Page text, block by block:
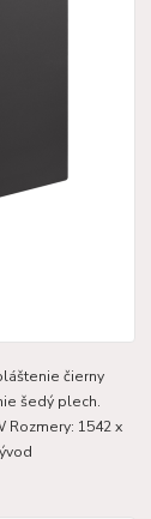
čierny
šedý plech.
Rozmery: 1542 x